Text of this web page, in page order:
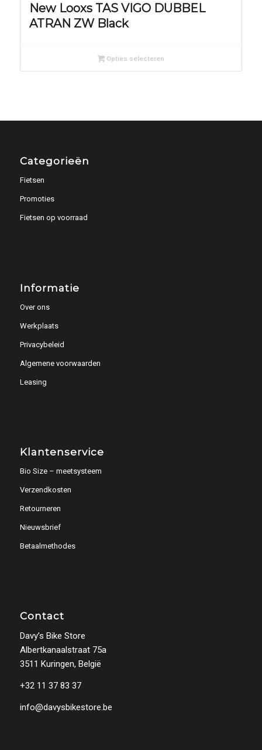
New Looxs TAS VIGO DUBBEL
ATRAN ZW Black
Opties selecteren
Categorieën
Fietsen
Promoties
Fietsen op voorraad
Informatie
Over ons
Werkplaats
Privacybeleid
Algemene voorwaarden
Leasing
Klantenservice
Bio Size – meetsysteem
Verzendkosten
Retourneren
Nieuwsbrief
Betaalmethodes
Contact
Davy’s Bike Store
Albertkanaalstraat 75a
3511 Kuringen, België
+32 11 37 83 37
info@davysbikestore.be